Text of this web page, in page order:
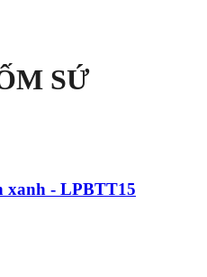
SỨ
xanh - LPBTT15